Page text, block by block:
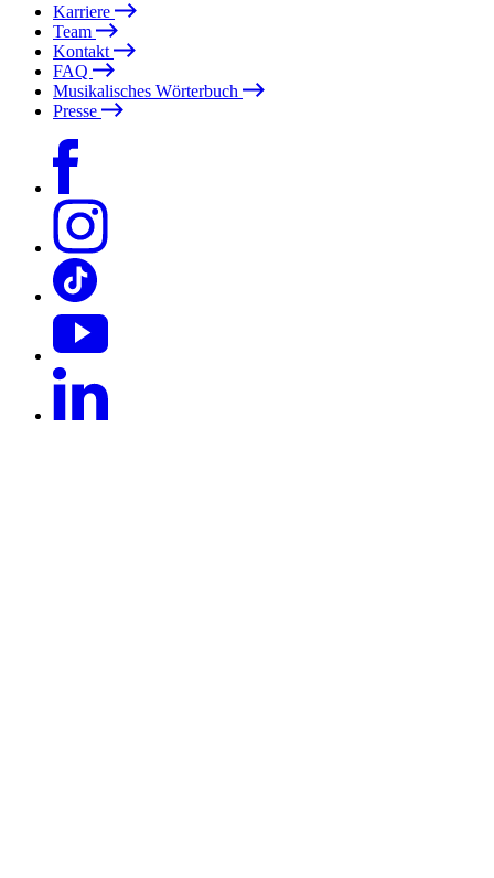
Karriere
Team
Kontakt
FAQ
Musikalisches Wörterbuch
Presse